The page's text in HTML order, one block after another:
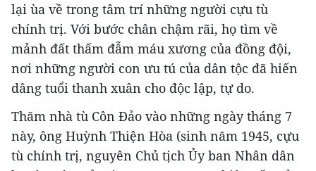
lại ùa về trong tâm trí những người cựu tù
chính trị. Với bước chân chậm rãi, họ tìm về
mảnh đất thấm đẫm máu xương của đồng đội,
nơi những người con ưu tú của dân tộc đã hiến
dâng tuổi thanh xuân cho độc lập, tự do.
Thăm nhà tù Côn Đảo vào những ngày tháng 7
này, ông Huỳnh Thiện Hòa (sinh năm 1945, cựu
tù chính trị, nguyên Chủ tịch Ủy ban Nhân dân